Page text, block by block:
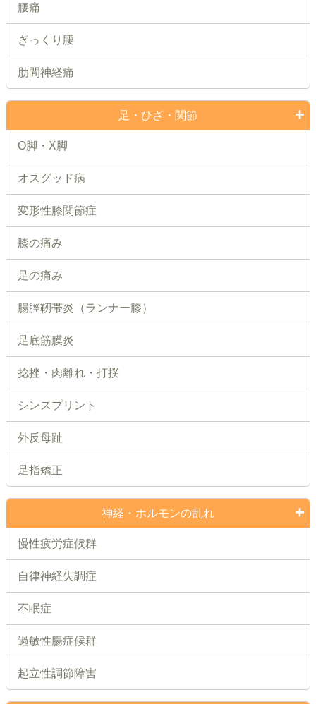
腰痛
ぎっくり腰
肋間神経痛
足・ひざ・関節
O脚・X脚
オスグッド病
変形性膝関節症
膝の痛み
足の痛み
腸脛靭帯炎（ランナー膝）
足底筋膜炎
捻挫・肉離れ・打撲
シンスプリント
外反母趾
足指矯正
神経・ホルモンの乱れ
慢性疲労症候群
自律神経失調症
不眠症
過敏性腸症候群
起立性調節障害